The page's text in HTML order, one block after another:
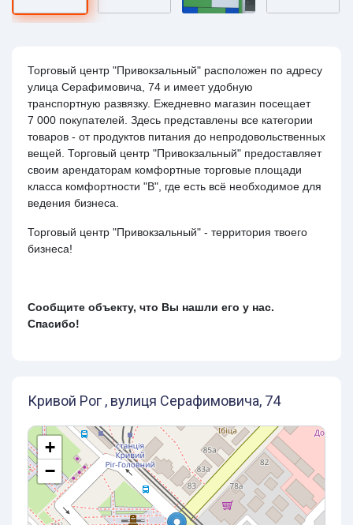
Торговый центр "Привокзальный" расположен по адресу
улица Серафимовича, 74 и имеет удобную
транспортную развязку. Ежедневно магазин посещает
7 000 покупателей. Здесь представлены все категории
товаров - от продуктов питания до непродовольственных
вещей. Торговый центр "Привокзальный" предоставляет
своим арендаторам комфортные торговые площади
класса комфортности "В", где есть всё необходимое для
ведения бизнеса.
Торговый центр "Привокзальный" - территория твоего
бизнеса!
Сообщите объекту, что Вы нашли его у нас.
Спасибо!
Кривой Рог , вулиця Серафимовича, 74
+
−